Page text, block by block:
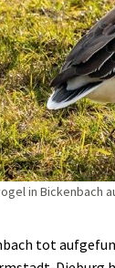
in Bickenbach
tot